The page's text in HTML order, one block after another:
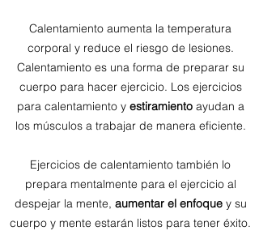
Calentamiento aumenta la temperatura
corporal y reduce el riesgo de lesiones.
Calentamiento es una forma de preparar su
cuerpo para hacer ejercicio. Los ejercicios
para calentamiento y estiramientoayudan a
los músculos a trabajar de manera eficiente.
Ejercicios de calentamiento también lo
prepara mentalmente para el ejercicio al
despejar la mente, aumentar el enfoque y su
cuerpo y mente estarán listos para tener éxito.